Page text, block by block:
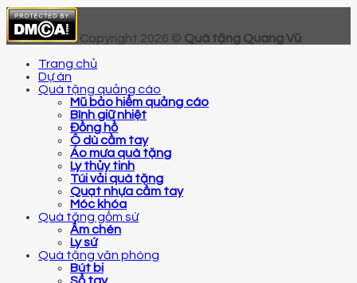
Copyright 2026 © Quà tặng Quang Vũ
Trang chủ
Dự án
Quà tặng quảng cáo
Mũ bảo hiểm quảng cáo
Bình giữ nhiệt
Đồng hồ
Ô dù cầm tay
Áo mưa quà tặng
Ly thủy tinh
Túi vải quà tặng
Quạt nhựa cầm tay
Móc khóa
Quà tặng gốm sứ
Ấm chén
Ly sứ
Quà tặng văn phòng
Bút bi
Sổ tay